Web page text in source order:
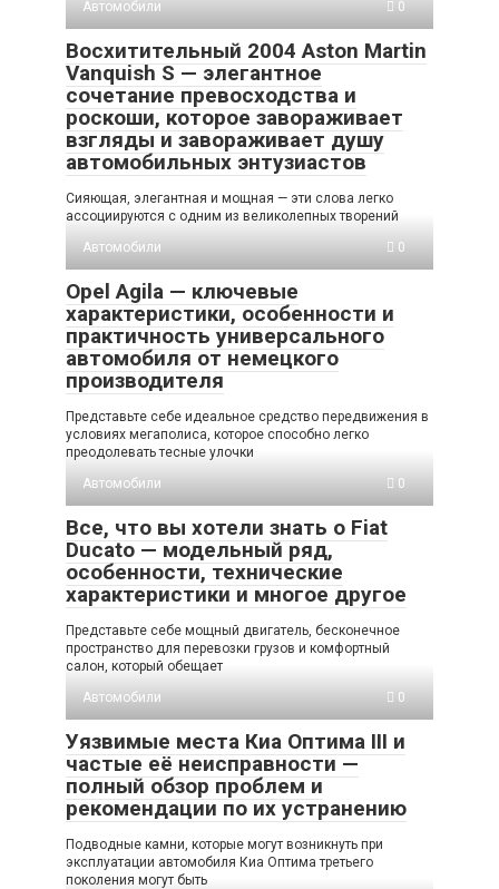
Автомобили
0
Восхитительный 2004 Aston Martin
Vanquish S — элегантное
сочетание превосходства и
роскоши, которое завораживает
взгляды и завораживает душу
автомобильных энтузиастов
Сияющая, элегантная и мощная — эти слова легко
ассоциируются с одним из великолепных творений
Автомобили
0
Opel Agila — ключевые
характеристики, особенности и
практичность универсального
автомобиля от немецкого
производителя
Представьте себе идеальное средство передвижения в
условиях мегаполиса, которое способно легко
преодолевать тесные улочки
Автомобили
0
Все, что вы хотели знать о Fiat
Ducato — модельный ряд,
особенности, технические
характеристики и многое другое
Представьте себе мощный двигатель, бесконечное
пространство для перевозки грузов и комфортный
салон, который обещает
Автомобили
0
Уязвимые места Киа Оптима III и
частые её неисправности —
полный обзор проблем и
рекомендации по их устранению
Подводные камни, которые могут возникнуть при
эксплуатации автомобиля Киа Оптима третьего
поколения могут быть